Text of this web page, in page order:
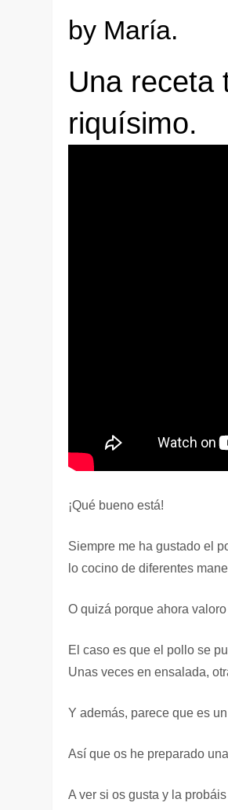
by María.
Una receta
riquísimo.
¡Qué bueno está!
Siempre me ha gustado el
lo cocino de diferentes
O quizá porque ahora
El caso es que el pollo se
Unas veces en ensalada,
Y además, parece que es
Así que os he preparado
A ver si os gusta y la